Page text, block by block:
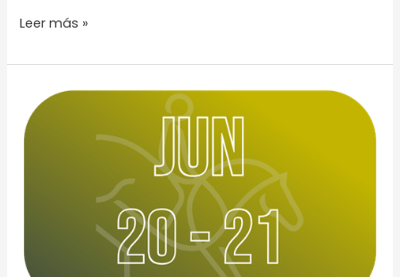
Leer más »
NACIONAL
COMBINADO,
PEROTE